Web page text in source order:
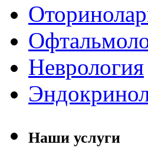
Неврология
Наши услуги